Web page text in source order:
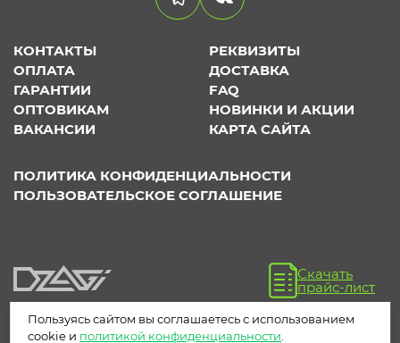
КОНТАКТЫ
РЕКВИЗИТЫ
ОПЛАТА
ДОСТАВКА
ГАРАНТИИ
FAQ
ОПТОВИКАМ
НОВИНКИ И АКЦИИ
ВАКАНСИИ
КАРТА САЙТА
ПОЛИТИКА КОНФИДЕНЦИАЛЬНОСТИ
ПОЛЬЗОВАТЕЛЬСКОЕ СОГЛАШЕНИЕ
Скачать
прайс-лист
Пользуясь сайтом вы соглашаетесь с использованием
cookie и политикой конфиденциальности